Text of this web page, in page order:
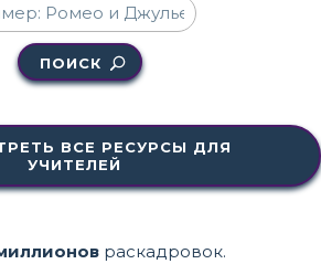
ПОИСК
ВСЕ РЕСУРСЫ ДЛЯ
УЧИТЕЛЕЙ
раскадровок.